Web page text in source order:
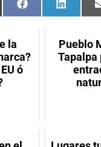
Compartir
en
Facebook
en
la
ó
Pueblo
Tapalpa